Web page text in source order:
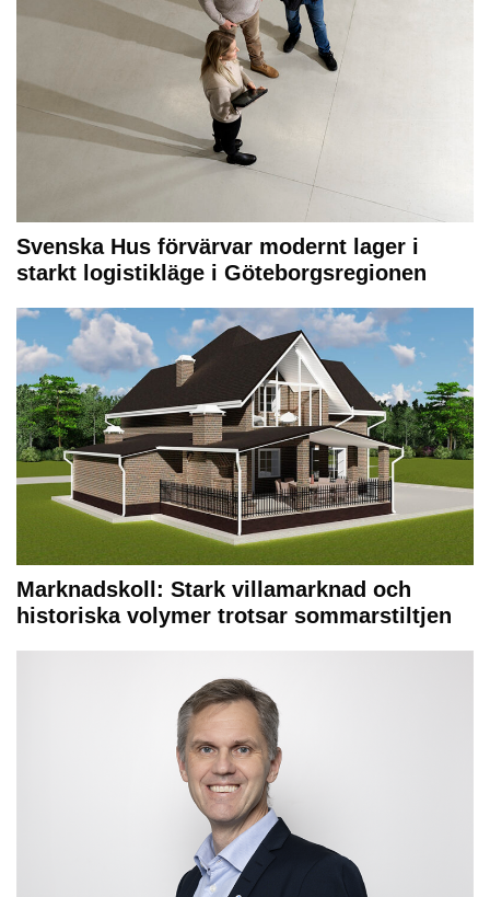
Svenska Hus förvärvar modernt lager i
starkt logistikläge i Göteborgsregionen
Marknadskoll: Stark villamarknad och
historiska volymer trotsar sommarstiltjen